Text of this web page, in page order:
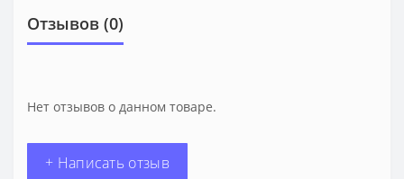
Отзывов (0)
Нет отзывов о данном товаре.
+ Написать отзыв